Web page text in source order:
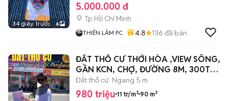
34 giây trước 6
5.000.000 đ
Tp Hồ Chí Minh
THIÊN LÂM PC 4.8 136 đã bán
ĐẤT THỔ CƯ THỚI HÒA ,VIEW SÔNG,
GẦN KCN, CHỢ, ĐƯỜNG 8M, 300TR
SỞ HỮU
Đất thổ cư Ngang 5 m
980 triệu 11 tr/m² 90 m²